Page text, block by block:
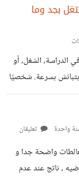
مؤمنون أن التطور هو أداة الخالق في الخلق. 1- نظرية داروين
حاليًا، بل النظرية
أن الأولى تقول أن
من الخلل غير
عقليًا أكثر وعالم
بجد وما
الدراسة، الشغل، أو
بتبانش بسرعة. شخصيًا
ما أشوفش نتائج
واحدة تعليقان
واضحة جدا و
، ناتج عند عدم